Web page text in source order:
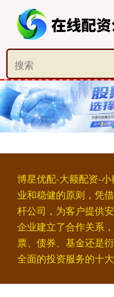
博星优配-大额配资-
业和稳健的原则，凭
杆公司，为客户提供
企业建立了合作关系
票、债券、基金还是
全面的投资服务的十